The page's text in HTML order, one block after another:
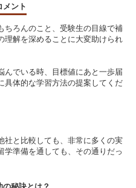
メント
ちろんのこと、受験生の目線で補
理解を深めることに大変助けられ
んでいる時、目標値にあと一歩届
具体的な学習方法の提案してくだ
社と比較しても、非常に多くの実
学準備を通しても、その通りだっ